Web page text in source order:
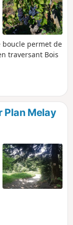
permet de
traversant Bois
Plan Melay